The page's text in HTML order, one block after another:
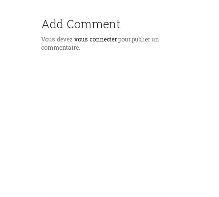
Add Comment
Vous devez vous connecterpour publier un
commentaire.